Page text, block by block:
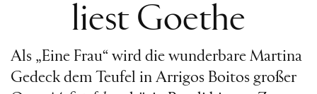
liest Goethe
Als „Eine Frau“ wird die wunderbare Martina
Gedeck dem Teufel in Arrigos Boitos großer